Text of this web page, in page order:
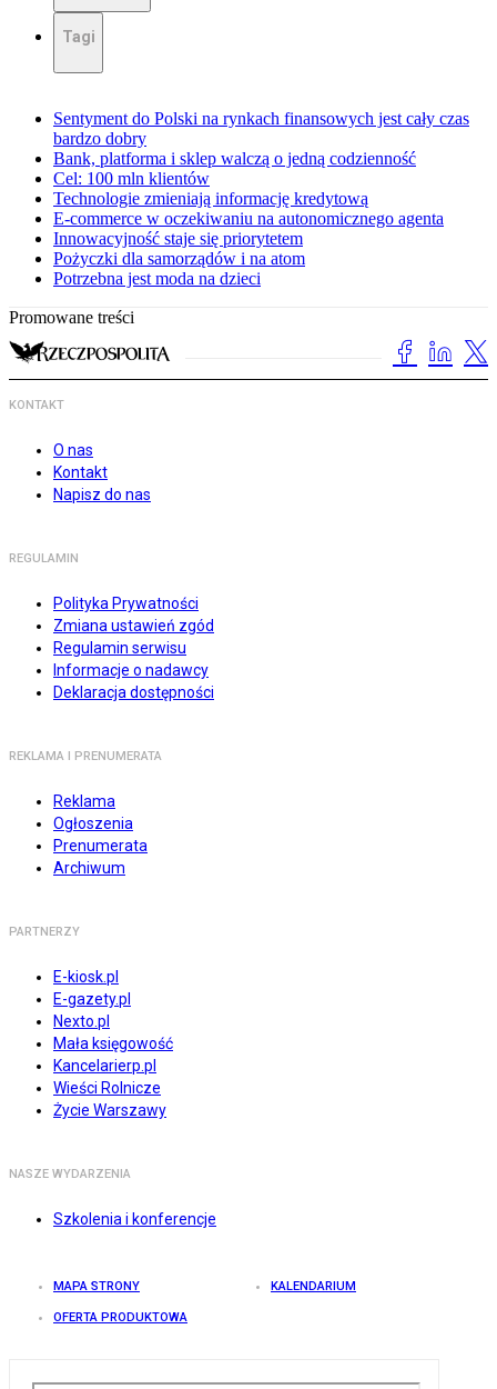
Tagi
Sentyment do Polski na rynkach finansowych jest cały czas
bardzo dobry
Bank, platforma i sklep walczą o jedną codzienność
Cel: 100 mln klientów
Technologie zmieniają informację kredytową
E-commerce w oczekiwaniu na autonomicznego agenta
Innowacyjność staje się priorytetem
Pożyczki dla samorządów i na atom
Potrzebna jest moda na dzieci
Promowane treści
KONTAKT
O nas
Kontakt
Napisz do nas
REGULAMIN
Polityka Prywatności
Zmiana ustawień zgód
Regulamin serwisu
Informacje o nadawcy
Deklaracja dostępności
REKLAMA I PRENUMERATA
Reklama
Ogłoszenia
Prenumerata
Archiwum
PARTNERZY
E-kiosk.pl
E-gazety.pl
Nexto.pl
Mała księgowość
Kancelarierp.pl
Wieści Rolnicze
Życie Warszawy
NASZE WYDARZENIA
Szkolenia i konferencje
MAPA STRONY KALENDARIUM
OFERTA PRODUKTOWA